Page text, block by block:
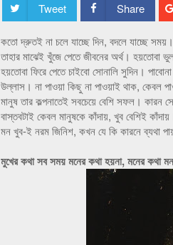
Tweet Share
কতো দ্রুতই না চলে যাচ্ছে দিন, বদলে যাচ্ছে
তাহার মাঝেই খুঁজে পেতে জীবনের অর্থ। হয়তোবা
হয়তোবা ফিরে পেতে চাইবো সোনালি সুদিন।
উল্লাস। না পাওয়া কিছু না পাওয়াই থাক, কেবল
মানুষ তার কল্পনাতেই সবচেয়ে বেশি সফল। কারন
বাস্তবটাই কেবল মানুষকে কাঁদায়, খুব বেশিই
মন খুব-ই নরম জিনিশ, কখন যে কি কারনে ব্যথা
মুখের কথা সব সময় মনের কথা হয়না, মনের কথা